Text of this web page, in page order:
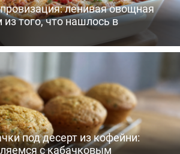
ленивая овощная
того, что нашлось в
под десерт из кофейни:
с кабачковым